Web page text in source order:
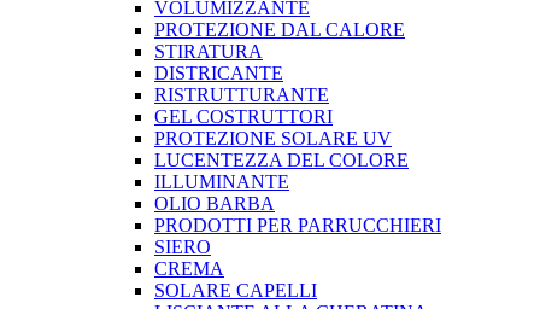
VOLUMIZZANTE
PROTEZIONE DAL CALORE
STIRATURA
DISTRICANTE
RISTRUTTURANTE
GEL COSTRUTTORI
PROTEZIONE SOLARE UV
LUCENTEZZA DEL COLORE
ILLUMINANTE
OLIO BARBA
PRODOTTI PER PARRUCCHIERI
SIERO
CREMA
SOLARE CAPELLI